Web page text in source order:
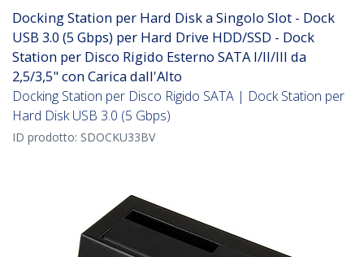
Docking Station per Hard Disk a Singolo Slot - Dock
USB 3.0 (5 Gbps) per Hard Drive HDD/SSD - Dock
Station per Disco Rigido Esterno SATA I/II/III da
2,5/3,5" con Carica dall'Alto
Docking Station per Disco Rigido SATA | Dock Station per
Hard Disk USB 3.0 (5 Gbps)
ID prodotto: SDOCKU33BV